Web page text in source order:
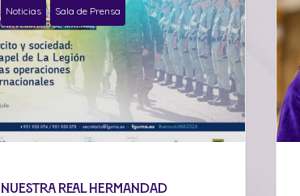
Noticias Sala de Prensa
Nuestra Real Hermandad